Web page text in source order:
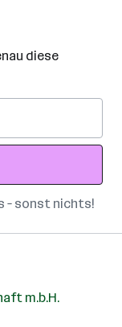
diese
– sonst nichts!
m.b.H.